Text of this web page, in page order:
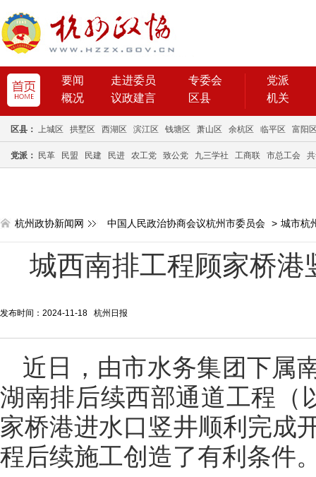
要闻 走进委员
专委会
概况
议政建言 区县
党派
机关
区县： 上城区 拱墅区 西湖区 滨江区 钱塘区 萧山区 余杭区 临平区 富阳
党派： 民革 民盟 民建 民进 农工党 致公党 九三学社 工商联 市总工会
杭州政协新闻网 中国人民政治协商会议杭州市委员会 > 城市杭
城西南排工程顾家桥
发布时间：2024-11-18 杭州日报
近日，由市水务集团下属
湖南排后续西部通道工程（
家桥港进水口竖井顺利完成
程后续施工创造了有利条件